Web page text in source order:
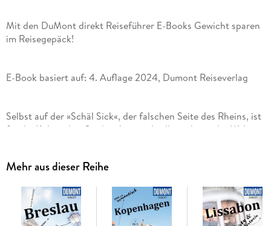
Mit den DuMont direkt Reiseführer E-Books Gewicht sparen
im Reisegepäck!
E-Book basiert auf: 4. Auflage 2024, Dumont Reiseverlag
Selbst auf der »Schäl Sick«, der falschen Seite des Rheins, ist
für die Kölner ihre Stadt schöner als alle anderen der Welt:
Mit den 15 »Direkt-Kapiteln« des Reiseführers von Marianne
Bongartz können Sie sich zwanglos unter die Kölner mischen,
direkt in das Stadtleben eintauchen und die Highlights und
Mehr aus dieser Reihe